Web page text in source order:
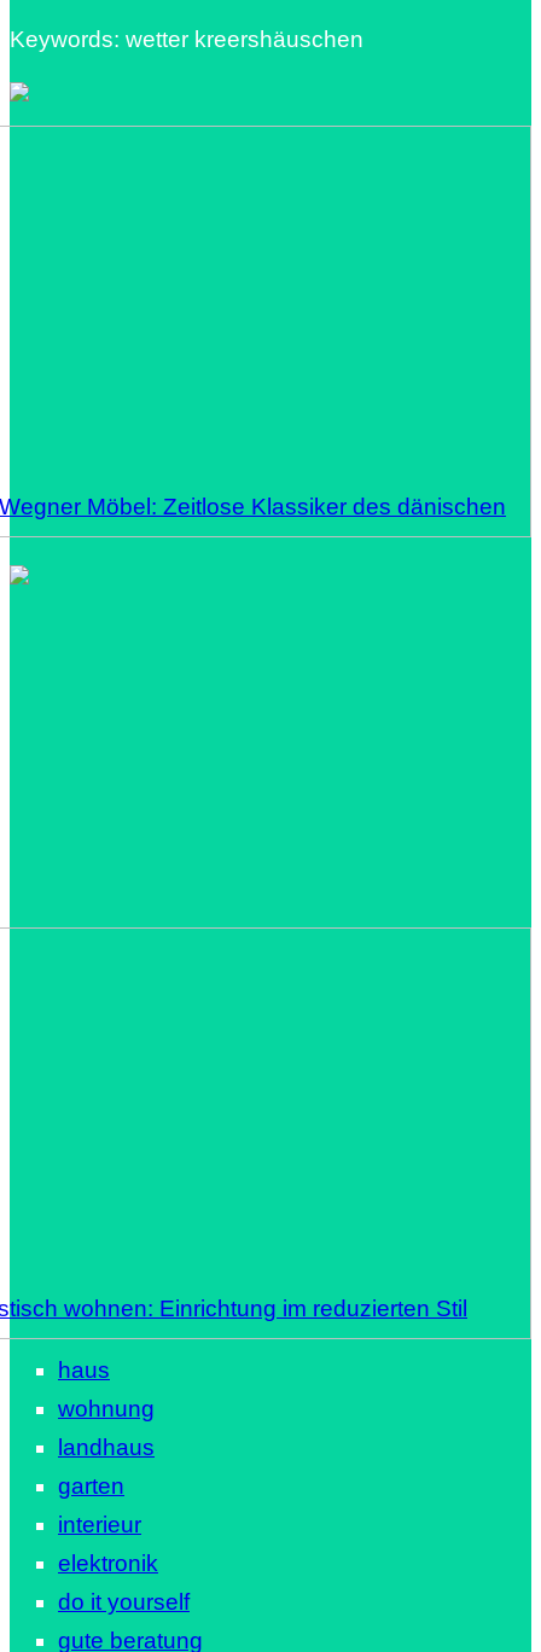
Keywords: wetter kreershäuschen
Möbel: Zeitlose Klassiker des dänischen
wohnen: Einrichtung im reduzierten Stil
haus
wohnung
landhaus
garten
interieur
elektronik
do it yourself
gute beratung